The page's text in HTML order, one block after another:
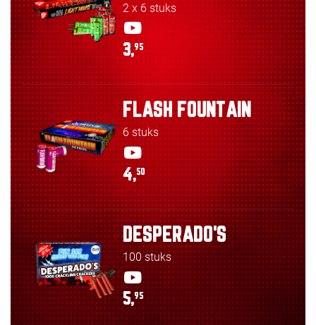
2 x 6 stuks
3,95
FLASH FOUNTAIN
6 stuks
4,50
DESPERADO'S
100 stuks
5,95